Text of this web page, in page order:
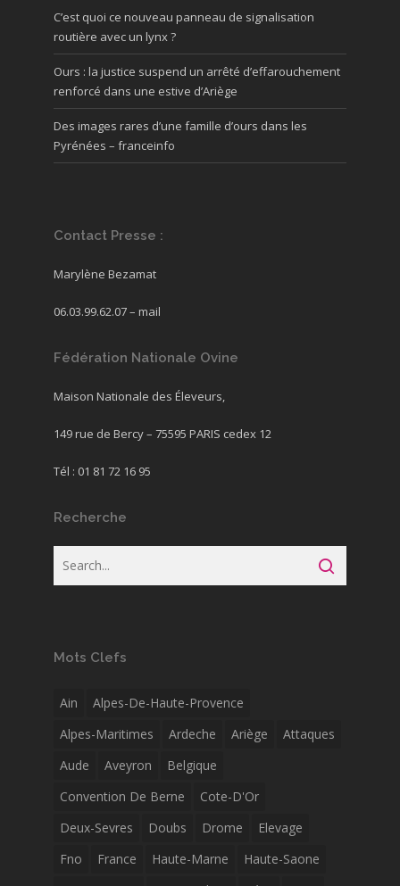
C’est quoi ce nouveau panneau de signalisation
routière avec un lynx ?
Ours : la justice suspend un arrêté d’effarouchement
renforcé dans une estive d’Ariège
Des images rares d’une famille d’ours dans les
Pyrénées – franceinfo
Contact Presse :
Marylène Bezamat
06.03.99.62.07 – mail
Fédération Nationale Ovine
Maison Nationale des Éleveurs,
149 rue de Bercy – 75595 PARIS cedex 12
Tél : 01 81 72 16 95
Recherche
Mots Clefs
Ain
Alpes-De-Haute-Provence
Alpes-Maritimes
Ardeche Ariège
Attaques
Aude
Aveyron
Belgique
Convention De Berne
Cote-D'Or
Deux-Sevres
Doubs Drome
Elevage
Fno
France Haute-Marne
Haute-Saone